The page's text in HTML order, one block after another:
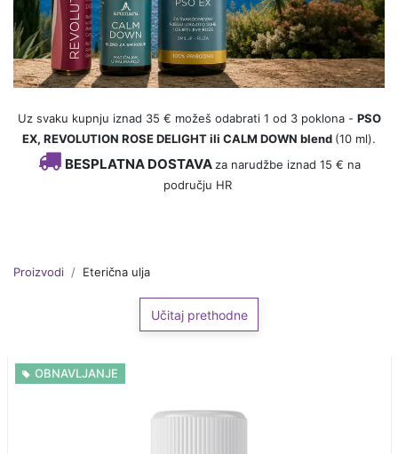
Uz svaku kupnju iznad 35 € možeš odabrati 1 od 3 poklona - PSO
EX, REVOLUTION ROSE DELIGHT ili CALM DOWN blend (10 ml).
BESPLATNA DOSTAVA za narudžbe iznad 15 € na
području HR
Proizvodi Eterična ulja
Učitaj prethodne
OBNAVLJANJE